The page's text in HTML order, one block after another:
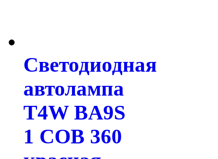
Светодиодная
автолампа
T4W BA9S
1 COB 360